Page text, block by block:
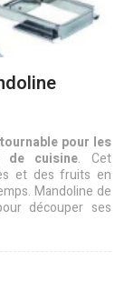
pour les
de cuisine. Cet
et des fruits en
Mandoline de
découper ses